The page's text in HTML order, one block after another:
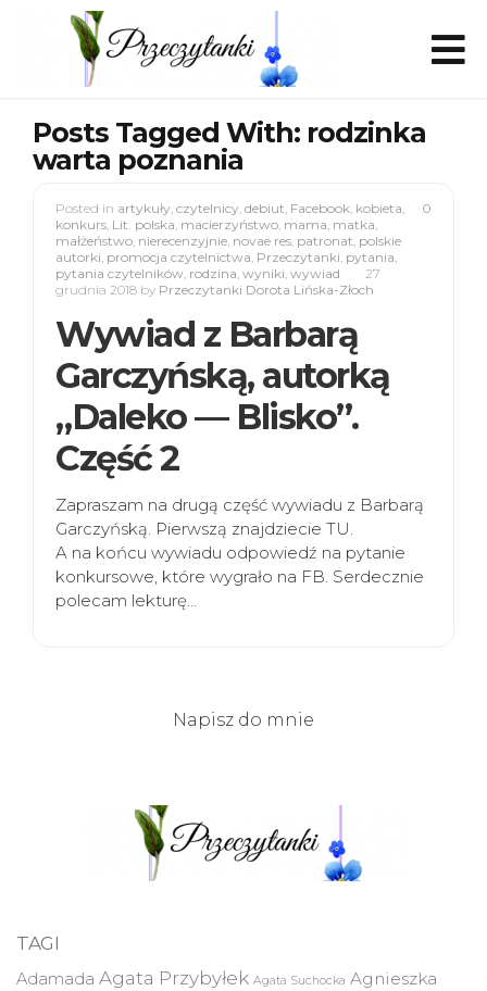
Posts Tagged With: rodzinka
warta poznania
0
Posted in artykuły, czytelnicy, debiut, Facebook, kobieta,
konkurs, Lit. polska, macierzyństwo, mama, matka,
małżeństwo, nierecenzyjnie, novae res, patronat, polskie
autorki, promocja czytelnictwa, Przeczytanki, pytania,
pytania czytelników, rodzina, wyniki, wywiad
27
grudnia 2018 by Przeczytanki Dorota Lińska-Złoch
Wywiad z Barbarą
Garczyńską, autorką
„Daleko — Blisko”.
Część 2
Zapraszam na drugą część wywiadu z Barbarą
Garczyńską. Pierwszą znajdziecie TU.
A na końcu wywiadu odpowiedź na pytanie
konkursowe, które wygrało na FB. Serdecznie
polecam lekturę…
Napisz do mnie
TAGI
Adamada Agata Przybyłek Agata Suchocka Agnieszka